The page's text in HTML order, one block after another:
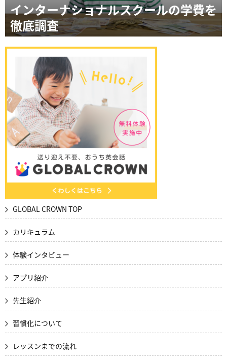
インターナショナルスクールの学費を
徹底調査
GLOBAL CROWN TOP
カリキュラム
体験インタビュー
アプリ紹介
先生紹介
習慣化について
レッスンまでの流れ